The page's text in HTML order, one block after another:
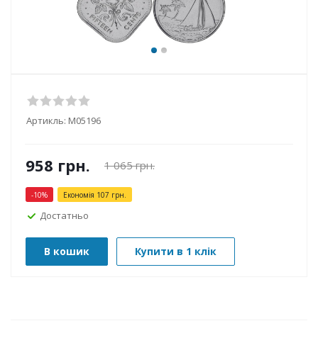
Артикль: М05196
958 грн. 1 065грн.
-10% Економія 107 грн.
Достатньо
В кошик Купити в 1 клік